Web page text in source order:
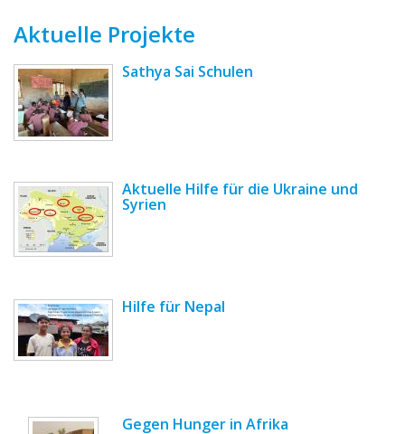
Aktuelle Projekte
Sathya Sai Schulen
Aktuelle Hilfe für die Ukraine und
Syrien
Hilfe für Nepal
Gegen Hunger in Afrika